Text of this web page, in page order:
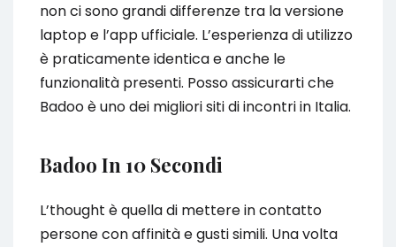
non ci sono grandi differenze tra la versione
laptop e l’app ufficiale. L’esperienza di utilizzo
è praticamente identica e anche le
funzionalità presenti. Posso assicurarti che
Badoo è uno dei migliori siti di incontri in Italia.
Badoo In 10 Secondi
L’thought è quella di mettere in contatto
persone con affinità e gusti simili. Una volta